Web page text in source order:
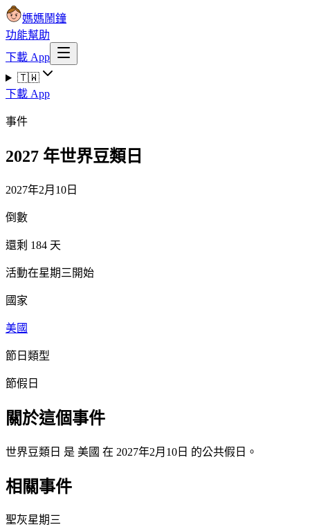
媽媽鬧鐘
功能幫助
下載 App
🇹🇼
下載 App
事件
2027 年世界豆類日
2027年2月10日
倒數
還剩 184 天
活動在星期三開始
國家
美國
節日類型
節假日
關於這個事件
世界豆類日 是 美國 在 2027年2月10日 的公共假日。
相關事件
聖灰星期三